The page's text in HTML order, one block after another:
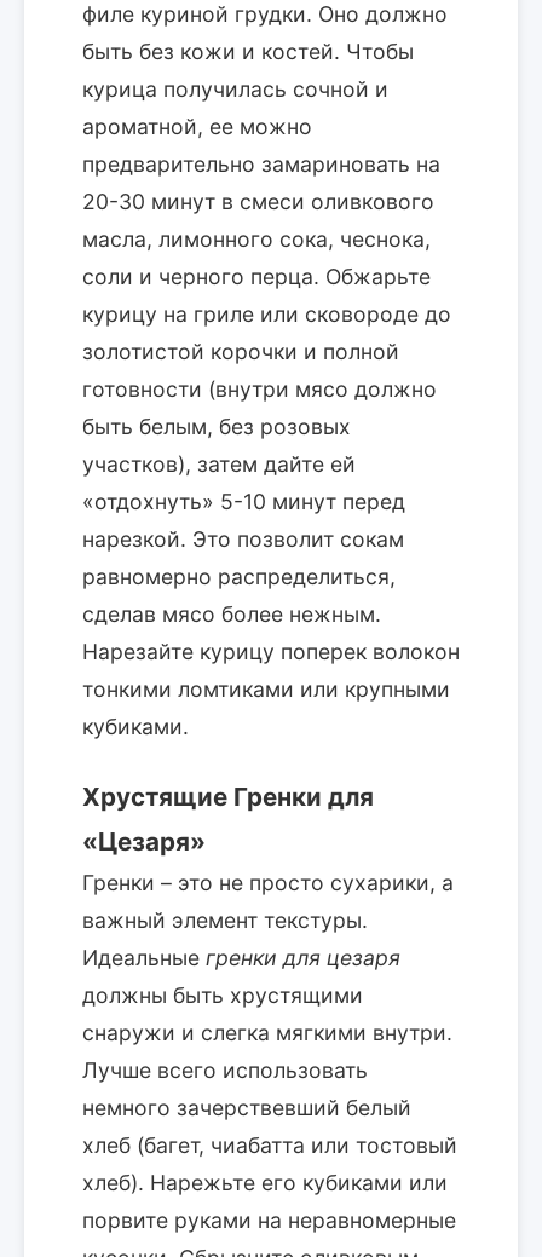
филе куриной грудки. Оно должно
быть без кожи и костей. Чтобы
курица получилась сочной и
ароматной, ее можно
предварительно замариновать на
20-30 минут в смеси оливкового
масла, лимонного сока, чеснока,
соли и черного перца. Обжарьте
курицу на гриле или сковороде до
золотистой корочки и полной
готовности (внутри мясо должно
быть белым, без розовых
участков), затем дайте ей
«отдохнуть» 5-10 минут перед
нарезкой. Это позволит сокам
равномерно распределиться,
сделав мясо более нежным.
Нарезайте курицу поперек волокон
тонкими ломтиками или крупными
кубиками.
Хрустящие Гренки для
«Цезаря»
Гренки – это не просто сухарики, а
важный элемент текстуры.
Идеальные гренки для цезаря
должны быть хрустящими
снаружи и слегка мягкими внутри.
Лучше всего использовать
немного зачерствевший белый
хлеб (багет, чиабатта или тостовый
хлеб). Нарежьте его кубиками или
порвите руками на неравномерные